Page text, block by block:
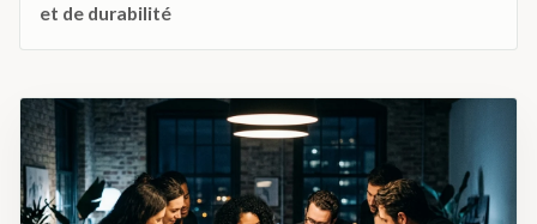
et de durabilité